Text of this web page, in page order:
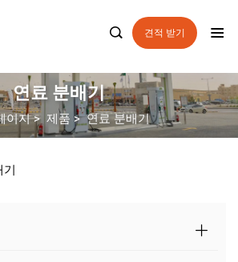
 견적 받기
연료 분배기
이지> 제품 >연료 분배기